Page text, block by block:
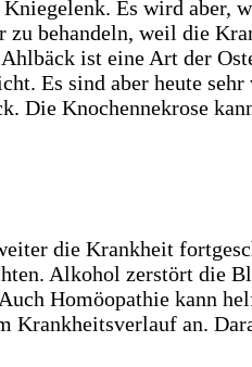
Es wird aber,
behandeln, weil die
ist eine Art der
Es sind aber heute
Knochennekrose
die Krankheit
Alkohol zerstört die
Homöopathie kann
an.